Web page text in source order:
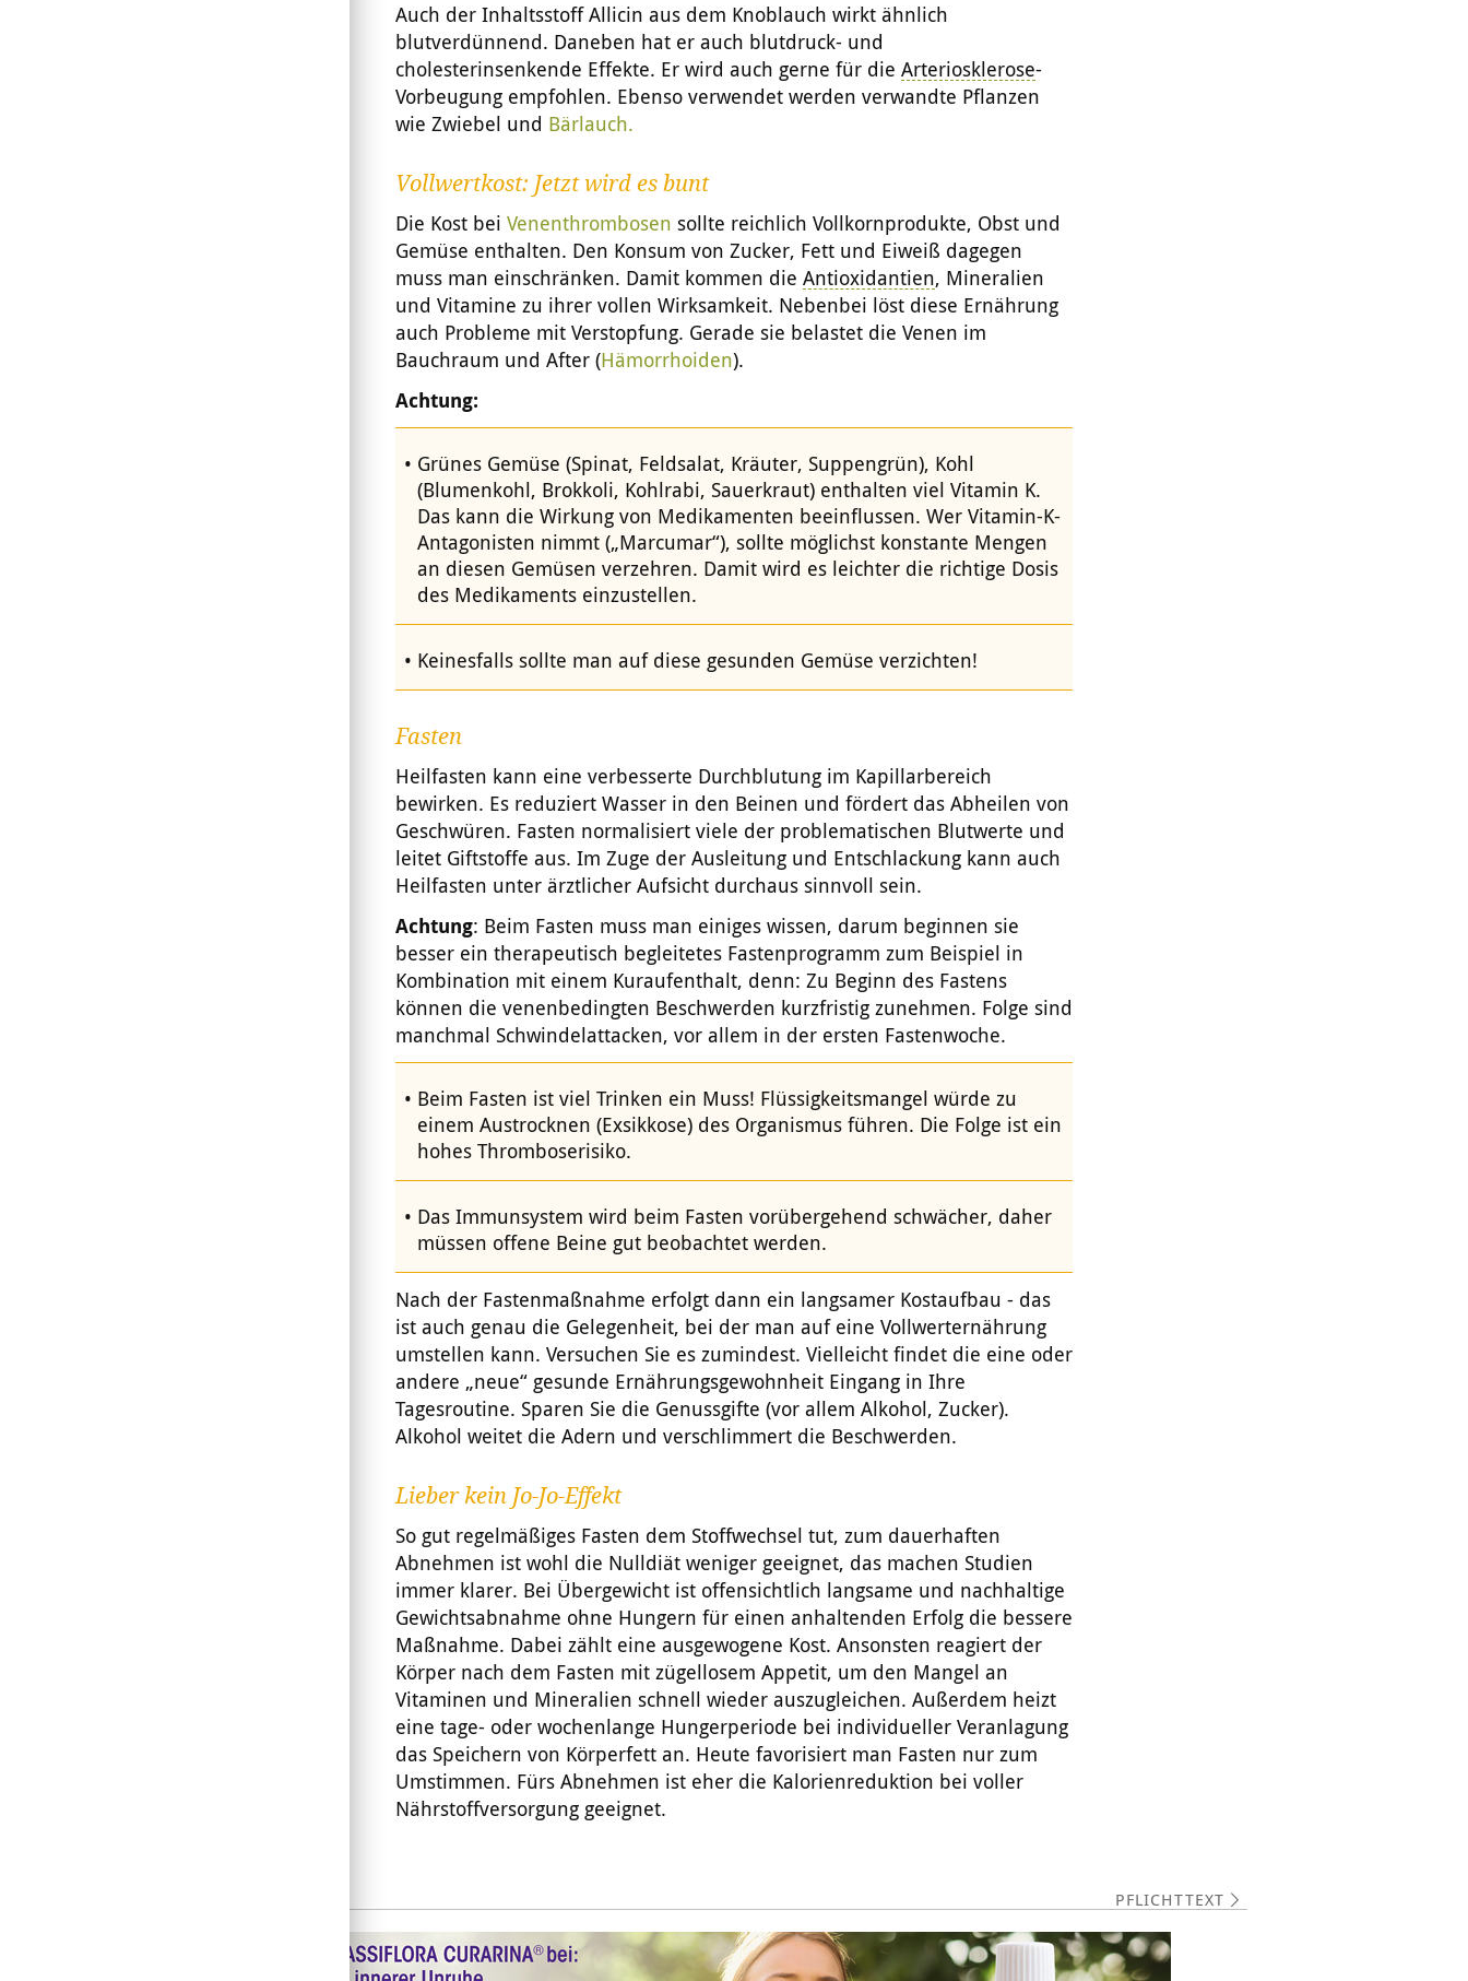
Auch der Inhaltsstoff Allicin aus dem Knoblauch wirkt ähnlich
blutverdünnend. Daneben hat er auch blutdruck- und
cholesterinsenkende Effekte. Er wird auch gerne für die Arteriosklerose-
Vorbeugung empfohlen. Ebenso verwendet werden verwandte Pflanzen
wie Zwiebel und Bärlauch.
Vollwertkost: Jetzt wird es bunt
Die Kost bei Venenthrombosen sollte reichlich Vollkornprodukte, Obst und
Gemüse enthalten. Den Konsum von Zucker, Fett und Eiweiß dagegen
muss man einschränken. Damit kommen die Antioxidantien, Mineralien
und Vitamine zu ihrer vollen Wirksamkeit. Nebenbei löst diese Ernährung
auch Probleme mit Verstopfung. Gerade sie belastet die Venen im
Bauchraum und After (Hämorrhoiden).
Achtung:
Grünes Gemüse (Spinat, Feldsalat, Kräuter, Suppengrün), Kohl
(Blumenkohl, Brokkoli, Kohlrabi, Sauerkraut) enthalten viel Vitamin K.
Das kann die Wirkung von Medikamenten beeinflussen. Wer Vitamin-K-
Antagonisten nimmt („Marcumar“), sollte möglichst konstante Mengen
an diesen Gemüsen verzehren. Damit wird es leichter die richtige Dosis
des Medikaments einzustellen.
Keinesfalls sollte man auf diese gesunden Gemüse verzichten!
Fasten
Heilfasten kann eine verbesserte Durchblutung im Kapillarbereich
bewirken. Es reduziert Wasser in den Beinen und fördert das Abheilen von
Geschwüren. Fasten normalisiert viele der problematischen Blutwerte und
leitet Giftstoffe aus. Im Zuge der Ausleitung und Entschlackung kann auch
Heilfasten unter ärztlicher Aufsicht durchaus sinnvoll sein.
Achtung: Beim Fasten muss man einiges wissen, darum beginnen sie
besser ein therapeutisch begleitetes Fastenprogramm zum Beispiel in
Kombination mit einem Kuraufenthalt, denn: Zu Beginn des Fastens
können die venenbedingten Beschwerden kurzfristig zunehmen. Folge sind
manchmal Schwindelattacken, vor allem in der ersten Fastenwoche.
Beim Fasten ist viel Trinken ein Muss! Flüssigkeitsmangel würde zu
einem Austrocknen (Exsikkose) des Organismus führen. Die Folge ist ein
hohes Thromboserisiko.
Das Immunsystem wird beim Fasten vorübergehend schwächer, daher
müssen offene Beine gut beobachtet werden.
Nach der Fastenmaßnahme erfolgt dann ein langsamer Kostaufbau - das
ist auch genau die Gelegenheit, bei der man auf eine Vollwerternährung
umstellen kann. Versuchen Sie es zumindest. Vielleicht findet die eine oder
andere „neue“ gesunde Ernährungsgewohnheit Eingang in Ihre
Tagesroutine. Sparen Sie die Genussgifte (vor allem Alkohol, Zucker).
Alkohol weitet die Adern und verschlimmert die Beschwerden.
Lieber kein Jo-Jo-Effekt
So gut regelmäßiges Fasten dem Stoffwechsel tut, zum dauerhaften
Abnehmen ist wohl die Nulldiät weniger geeignet, das machen Studien
immer klarer. Bei Übergewicht ist offensichtlich langsame und nachhaltige
Gewichtsabnahme ohne Hungern für einen anhaltenden Erfolg die bessere
Maßnahme. Dabei zählt eine ausgewogene Kost. Ansonsten reagiert der
Körper nach dem Fasten mit zügellosem Appetit, um den Mangel an
Vitaminen und Mineralien schnell wieder auszugleichen. Außerdem heizt
eine tage- oder wochenlange Hungerperiode bei individueller Veranlagung
das Speichern von Körperfett an. Heute favorisiert man Fasten nur zum
Umstimmen. Fürs Abnehmen ist eher die Kalorienreduktion bei voller
Nährstoffversorgung geeignet.
PFLICHTTEXT